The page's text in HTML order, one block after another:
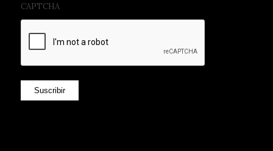
CAPTCHA
Suscribir